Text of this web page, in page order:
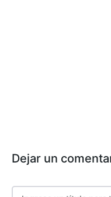
Dejar un